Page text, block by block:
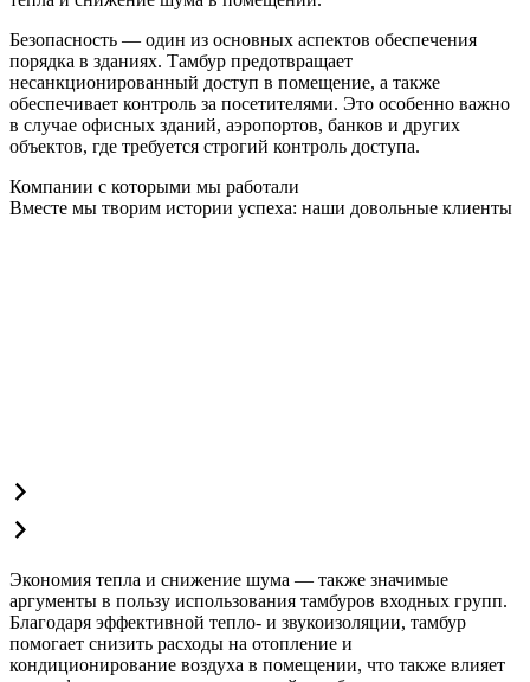
Безопасность — один из основных аспектов обеспечения
порядка в зданиях. Тамбур предотвращает
несанкционированный доступ в помещение, а также
обеспечивает контроль за посетителями. Это особенно важно
в случае офисных зданий, аэропортов, банков и других
объектов, где требуется строгий контроль доступа.
Компании с которыми мы работали
Вместе мы творим истории успеха: наши довольные клиенты
Экономия тепла и снижение шума — также значимые
аргументы в пользу использования тамбуров входных групп.
Благодаря эффективной тепло- и звукоизоляции, тамбур
помогает снизить расходы на отопление и
кондиционирование воздуха в помещении, что также влияет